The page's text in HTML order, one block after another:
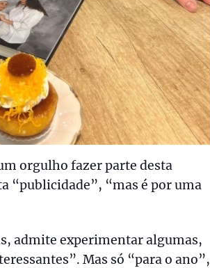
orgulho fazer parte desta
“publicidade”, “mas é por uma
admite experimentar algumas,
Mas só “para o ano”,